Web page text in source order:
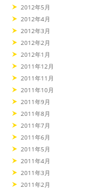
2012年5月
2012年4月
2012年3月
2012年2月
2012年1月
2011年12月
2011年11月
2011年10月
2011年9月
2011年8月
2011年7月
2011年6月
2011年5月
2011年4月
2011年3月
2011年2月